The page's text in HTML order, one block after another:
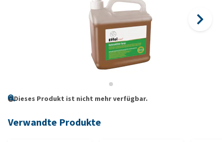
Dieses Produkt ist nicht mehr verfügbar.
Verwandte Produkte